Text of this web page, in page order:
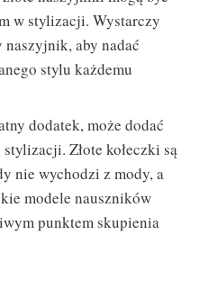
w stylizacji. Wystarczy
aby nadać
stylu każdemu
dodatek, może dodać
Złote kołeczki są
nie wychodzi z mody, a
modele nauszników
punktem skupienia